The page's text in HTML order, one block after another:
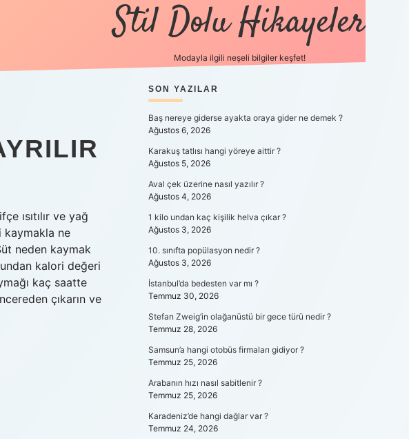
Stil Dolu Hikayeler
Modayla ilgili neşeli bilgiler keşfet!
ısıtılır ve yağ
kaymakla ne
neden kaymak
kalori değeri
kaç saatte
çıkarın ve
SIDEBAR
SON YAZILAR
Baş nereye giderse ayakta oraya gider ne demek ?
Ağustos 6, 2026
Karakuş tatlısı hangi yöreye aittir ?
Ağustos 5, 2026
Aval çek üzerine nasıl yazılır ?
Ağustos 4, 2026
1 kilo undan kaç kişilik helva çıkar ?
Ağustos 3, 2026
10. sınıfta popülasyon nedir ?
Ağustos 3, 2026
İstanbul’da bedesten var mı ?
Temmuz 30, 2026
Stefan Zweig’in olağanüstü bir gece türü nedir ?
Temmuz 28, 2026
Samsun’a hangi otobüs firmaları gidiyor ?
Temmuz 25, 2026
Arabanın hızı nasıl sabitlenir ?
Temmuz 25, 2026
Karadeniz’de hangi dağlar var ?
Temmuz 24, 2026